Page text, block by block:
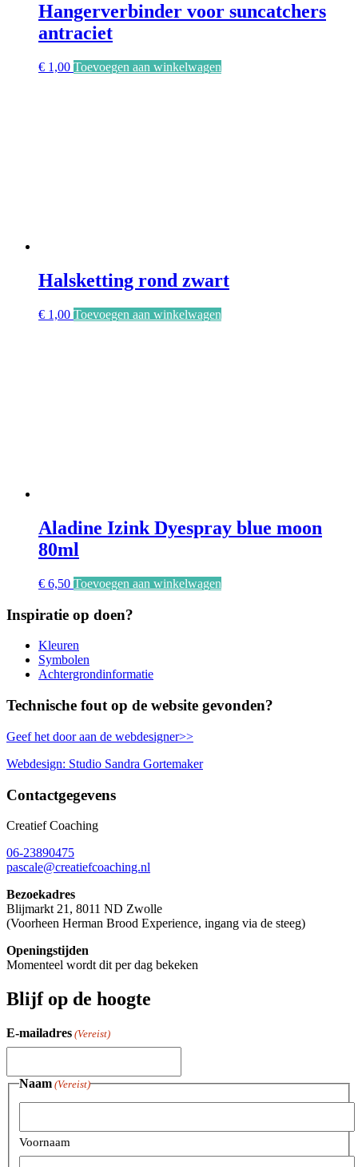
Hangerverbinder voor suncatchers
antraciet
€ 1,00 Toevoegen aan winkelwagen
Halsketting rond zwart
€ 1,00 Toevoegen aan winkelwagen
Aladine Izink Dyespray blue moon
80ml
€ 6,50 Toevoegen aan winkelwagen
Inspiratie op doen?
Kleuren
Symbolen
Achtergrondinformatie
Technische fout op de website gevonden?
Geef het door aan de webdesigner>>
Webdesign: Studio Sandra Gortemaker
Contactgegevens
Creatief Coaching
06-23890475
pascale@creatiefcoaching.nl
Bezoekadres
Blijmarkt 21, 8011 ND Zwolle
(Voorheen Herman Brood Experience, ingang via de steeg)
Openingstijden
Momenteel wordt dit per dag bekeken
Blijf op de hoogte
E-mailadres (Vereist)
Naam (Vereist)
Voornaam